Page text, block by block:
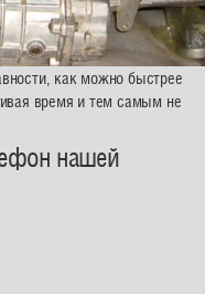
как можно быстрее
время и тем самым не
нашей